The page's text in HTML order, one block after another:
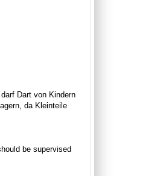
Dart von Kindern
da Kleinteile
be supervised